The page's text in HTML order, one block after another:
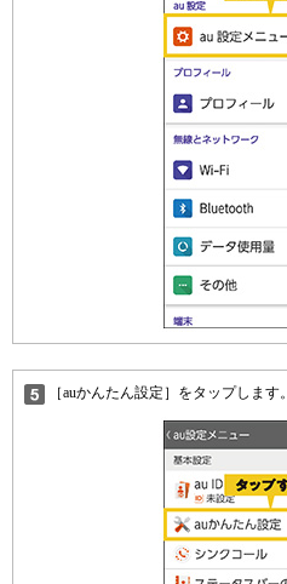
［auかんたん設定］をタップします。